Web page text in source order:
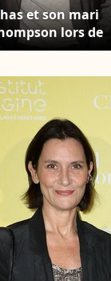
et son mari
lors de
rétrospective
le 02
© Christophe